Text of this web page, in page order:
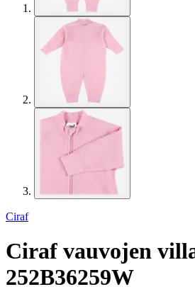
Ciraf
Ciraf vauvojen
252B36259W